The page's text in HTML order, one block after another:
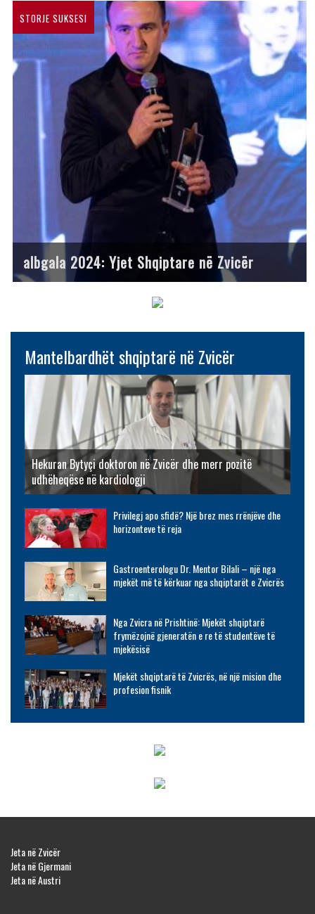
STORJE SUKSESI
albgala 2024: Yjet Shqiptare në Zvicër
Mantelbardhët shqiptarë në Zvicër
Hekuran Bytyçi doktoron në Zvicër dhe merr pozitë
udhëheqëse në kardiologji
Privilegj apo sfidë? Një brez mes rrënjëve dhe
horizonteve të reja
Gastroenterologu Dr. Mentor Bilali – një nga
mjekët më të kërkuar nga shqiptarët e Zvicrës
Nga Zvicra në Prishtinë: Mjekët shqiptarë
frymëzojnë gjeneratën e re të studentëve të
mjekësisë
Mjekët shqiptarë të Zvicrës, në një mision dhe
profesion fisnik
Jeta në Zvicër
Jeta në Gjermani
Jeta në Austri